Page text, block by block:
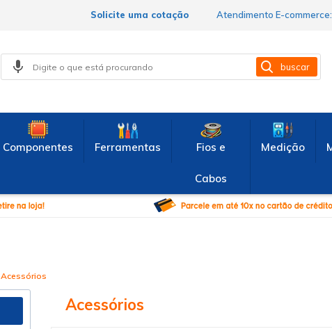
Atendimento E-commerce:
Solicite uma cotação
buscar
Componentes Ferramentas Fios e
Cabos
Medição
Acessórios
Acessórios